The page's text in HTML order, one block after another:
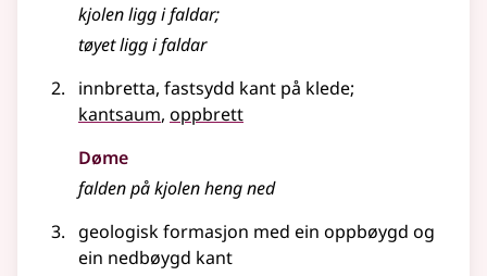
kjolen ligg i faldar;
tøyet ligg i faldar
innbretta, fastsydd kant på klede;
kantsaum, oppbrett
Døme
falden på kjolen heng ned
geologisk formasjon med ein oppbøygd og
ein nedbøygd kant